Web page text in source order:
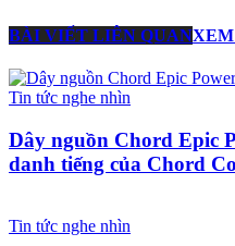
BÀI VIẾT LIÊN QUAN
Tin tức nghe nhìn
Dây nguồn Chord Epic
danh tiếng của Chord
Tin tức nghe nhìn